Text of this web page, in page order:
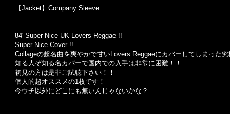
【Jacket】Company Sleeve
84' Super Nice UK Lovers Reggae !!
Super Nice Cover !!
Collageの超名曲を爽やかで甘いLovers Reggaeにカバーしてしまった究
知る人ぞ知る名カバーで国内での入手は非常に困難！！
初見の方は是非ご試聴下さい！！
個人的超オススメの1枚です！
今ウチ以外にどこにも無いんじゃないかな？